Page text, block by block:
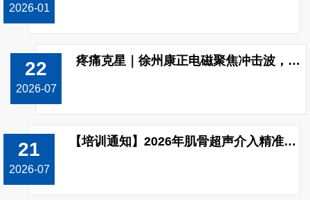
2026-01
22
2026-07
疼痛克星｜徐州康正电磁聚焦冲击波，无创修复颈肩腰腿痛
21
2026-07
【培训通知】2026年肌骨超声介入精准治疗技能（上肢关节）提升培训班开班！